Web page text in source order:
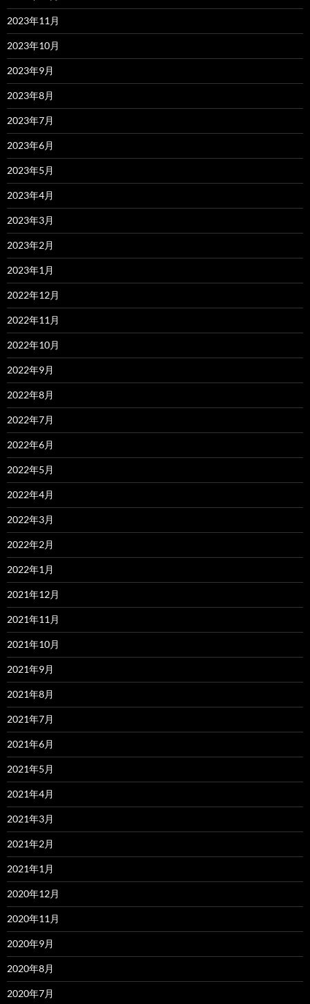
2023年11月
2023年10月
2023年9月
2023年8月
2023年7月
2023年6月
2023年5月
2023年4月
2023年3月
2023年2月
2023年1月
2022年12月
2022年11月
2022年10月
2022年9月
2022年8月
2022年7月
2022年6月
2022年5月
2022年4月
2022年3月
2022年2月
2022年1月
2021年12月
2021年11月
2021年10月
2021年9月
2021年8月
2021年7月
2021年6月
2021年5月
2021年4月
2021年3月
2021年2月
2021年1月
2020年12月
2020年11月
2020年9月
2020年8月
2020年7月